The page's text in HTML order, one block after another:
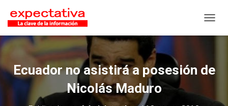
Ecuador no asistirá a posesión de
Nicolás Maduro